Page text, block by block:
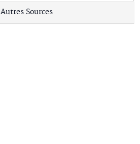
Autres Sources